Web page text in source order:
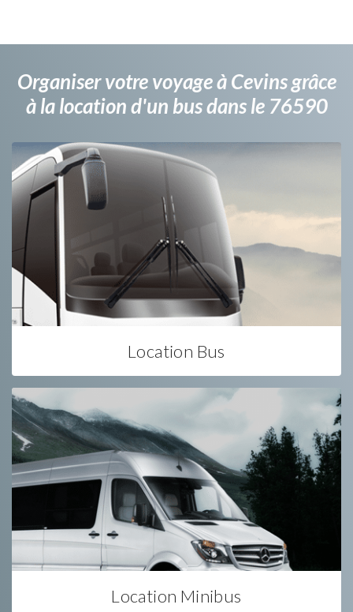
Organiser votre voyage à Cevins grâce
à la location d'un bus dans le 76590
Location Bus
Location Minibus